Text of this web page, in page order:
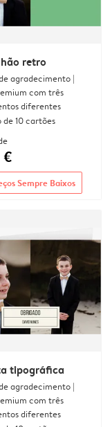
retro
agradecimento |
com três
diferentes
10 cartões
€
Sempre Baixos
tipográfica
agradecimento |
com três
diferentes